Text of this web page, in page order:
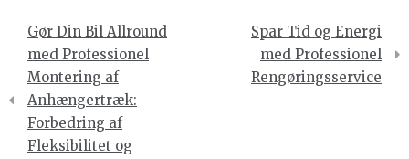
Indlægsnavigation
Gør Din Bil Allround
med Professionel
Montering af
Anhængertræk:
Forbedring af
Fleksibilitet og
Spar Tid og Energi
med Professionel
Rengøringsservice